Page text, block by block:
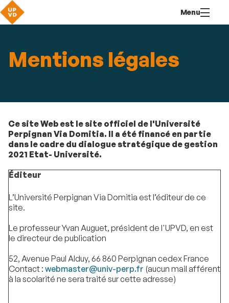
contenu
Menu
Mentions légales
Ce site Web est le site officiel de l'Université
Perpignan Via Domitia. Il a été financé en partie
dans le cadre du dialogue stratégique de gestion
2021 Etat- Université.
Éditeur
L’Université Perpignan Via Domitia est l’éditeur de ce
site.
Le professeur Yvan Auguet, président de l'UPVD, en est
le directeur de publication
52, Avenue Paul Alduy, 66 860 Perpignan cedex France
Contact : webmaster@univ-perp.fr (aucun mail afférent
à la scolarité ne sera traité sur cette adresse)